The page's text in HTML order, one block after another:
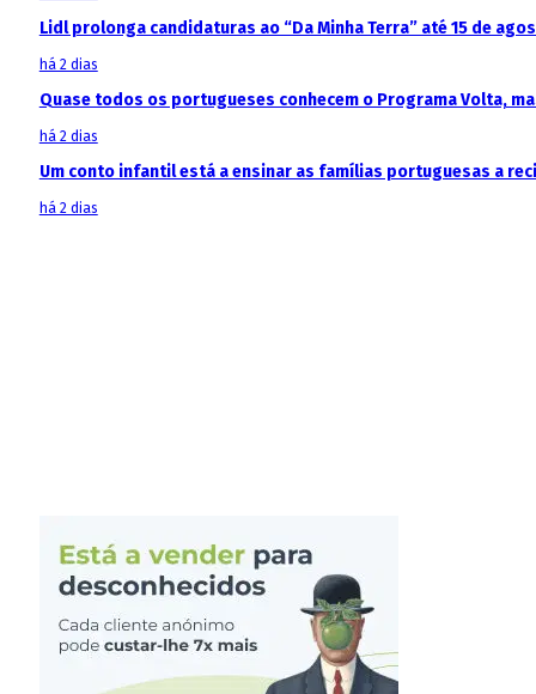
Lidl prolonga candidaturas ao “Da Minha Terra” até 15 de
há 2 dias
Quase todos os portugueses conhecem o Programa Volta,
há 2 dias
Um conto infantil está a ensinar as famílias portuguesas a
há 2 dias